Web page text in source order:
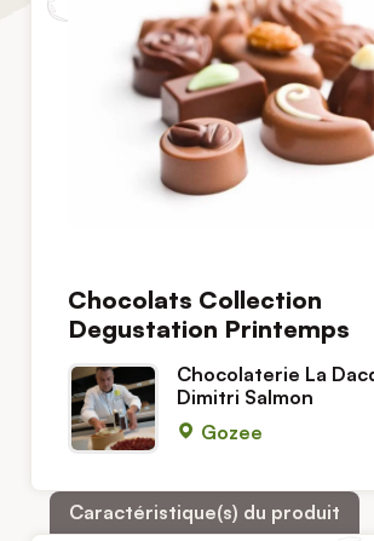
Chocolats Collection
Degustation Printemps
Chocolaterie La
Dimitri Salmon
Gozee
Caractéristique(s) du produit